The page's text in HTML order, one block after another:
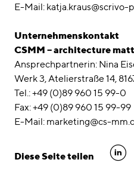
E-Mail: katja.kraus@scrivo-
Unternehmenskontakt
CSMM – architecture
Ansprechpartnerin: Nina
Werk 3, Atelierstraße 14,
Tel.: +49 (0)89 960 15 99-0
Fax: +49 (0)89 960 15 99-99
E-Mail: marketing@cs-
Diese Seite teilen linkedin